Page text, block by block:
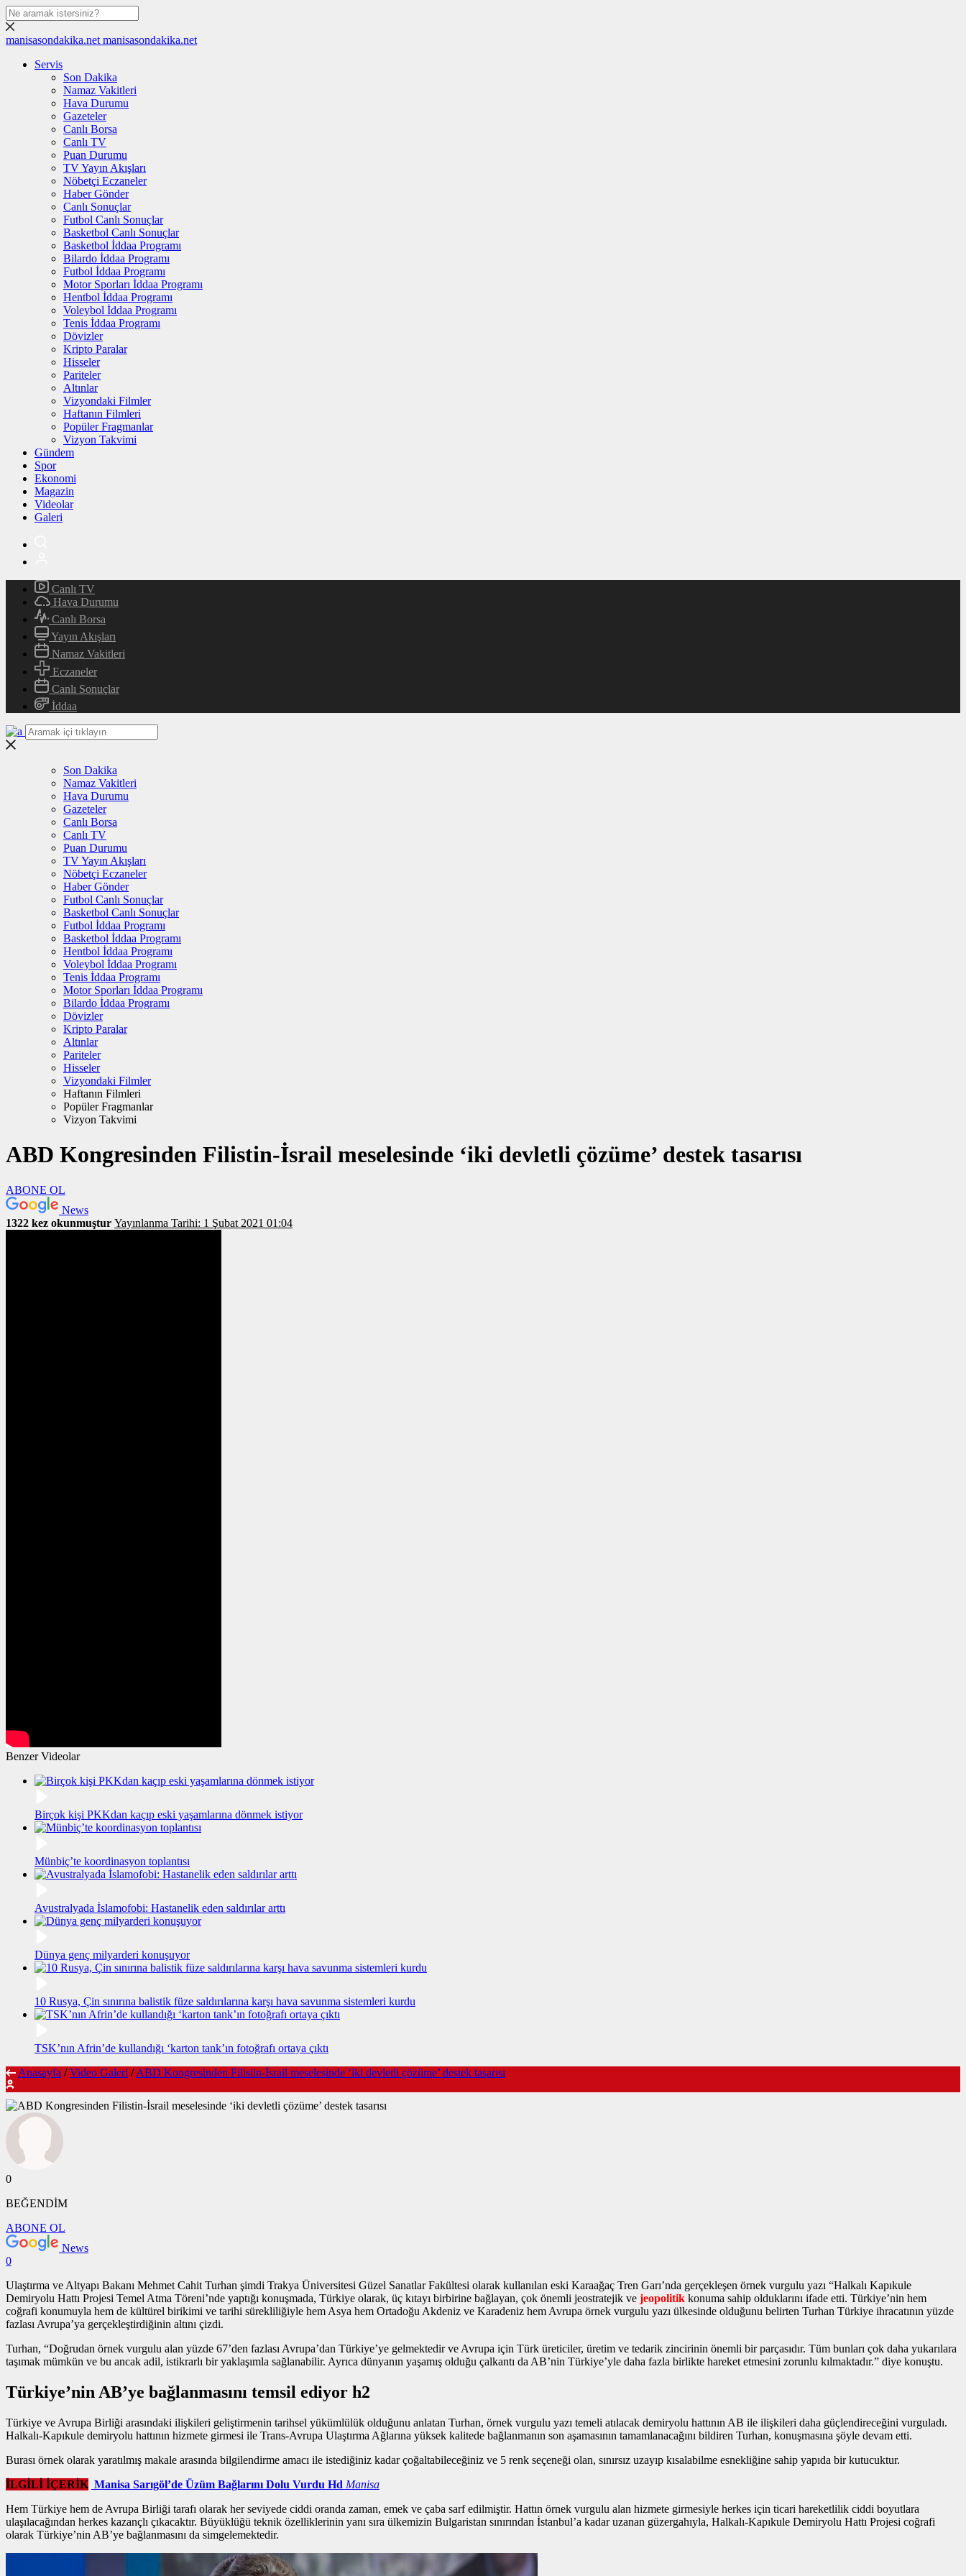
manisasondakika.net manisasondakika.net
Servis
Son Dakika
Namaz Vakitleri
Hava Durumu
Gazeteler
Canlı Borsa
Canlı TV
Puan Durumu
TV Yayın Akışları
Nöbetçi Eczaneler
Haber Gönder
Canlı Sonuçlar
Futbol Canlı Sonuçlar
Basketbol Canlı Sonuçlar
Basketbol İddaa Programı
Bilardo İddaa Programı
Futbol İddaa Programı
Motor Sporları İddaa Programı
Hentbol İddaa Programı
Voleybol İddaa Programı
Tenis İddaa Programı
Dövizler
Kripto Paralar
Hisseler
Pariteler
Altınlar
Vizyondaki Filmler
Haftanın Filmleri
Popüler Fragmanlar
Vizyon Takvimi
Gündem
Spor
Ekonomi
Magazin
Videolar
Galeri
Canlı TV
Hava Durumu
Canlı Borsa
Yayın Akışları
Namaz Vakitleri
Eczaneler
Canlı Sonuçlar
İddaa
Son Dakika
Namaz Vakitleri
Hava Durumu
Gazeteler
Canlı Borsa
Canlı TV
Puan Durumu
TV Yayın Akışları
Nöbetçi Eczaneler
Haber Gönder
Futbol Canlı Sonuçlar
Basketbol Canlı Sonuçlar
Futbol İddaa Programı
Basketbol İddaa Programı
Hentbol İddaa Programı
Voleybol İddaa Programı
Tenis İddaa Programı
Motor Sporları İddaa Programı
Bilardo İddaa Programı
Dövizler
Kripto Paralar
Altınlar
Pariteler
Hisseler
Vizyondaki Filmler
Haftanın Filmleri
Popüler Fragmanlar
Vizyon Takvimi
ABD Kongresinden Filistin-İsrail meselesinde ‘iki devletli çözüme’ destek tasarısı
ABONE OL
News
1322 kez okunmuştur Yayınlanma Tarihi: 1 Şubat 2021 01:04
Benzer Videolar
Birçok kişi PKKdan kaçıp eski yaşamlarına dönmek istiyor
Münbiç’te koordinasyon toplantısı
Avustralyada İslamofobi: Hastanelik eden saldırılar arttı
Dünya genç milyarderi konuşuyor
10 Rusya, Çin sınırına balistik füze saldırılarına karşı hava savunma sistemleri kurdu
TSK’nın Afrin’de kullandığı ‘karton tank’ın fotoğrafı ortaya çıktı
Anasayfa / Video Galeri / ABD Kongresinden Filistin-İsrail meselesinde ‘iki devletli çözüme’ destek tasarısı
0
BEĞENDİM
ABONE OL
News
0
Ulaştırma ve Altyapı Bakanı Mehmet Cahit Turhan şimdi Trakya Üniversitesi Güzel Sanatlar Fakültesi olarak kullanılan eski Karaağaç Tren Garı’nda gerçekleşen örnek vurgulu yazı “Halkalı Kapıkule
Demiryolu Hattı Projesi Temel Atma Töreni’nde yaptığı konuşmada, Türkiye olarak, üç kıtayı birbirine bağlayan, çok önemli jeostratejik ve jeopolitik konuma sahip olduklarını ifade etti. Türkiye’nin hem
coğrafi konumuyla hem de kültürel birikimi ve tarihi sürekliliğiyle hem Asya hem Ortadoğu Akdeniz ve Karadeniz hem Avrupa örnek vurgulu yazı ülkesinde olduğunu belirten Turhan Türkiye ihracatının yüzde
fazlası Avrupa’ya gerçekleştirdiğinin altını çizdi.
Turhan, “Doğrudan örnek vurgulu alan yüzde 67’den fazlası Avrupa’dan Türkiye’ye gelmektedir ve Avrupa için Türk üreticiler, üretim ve tedarik zincirinin önemli bir parçasıdır. Tüm bunları çok daha yukarılara
taşımak mümkün ve bu ancak adil, istikrarlı bir yaklaşımla sağlanabilir. Ayrıca dünyanın yaşamış olduğu çalkantı da AB’nin Türkiye’yle daha fazla birlikte hareket etmesini zorunlu kılmaktadır.” diye konuştu.
Türkiye’nin AB’ye bağlanmasını temsil ediyor h2
Türkiye ve Avrupa Birliği arasındaki ilişkileri geliştirmenin tarihsel yükümlülük olduğunu anlatan Turhan, örnek vurgulu yazı temeli atılacak demiryolu hattının AB ile ilişkileri daha güçlendireceğini vurguladı.
Halkalı-Kapıkule demiryolu hattının hizmete girmesi ile Trans-Avrupa Ulaştırma Ağlarına yüksek kalitede bağlanmanın son aşamasının tamamlanacağını bildiren Turhan, konuşmasına şöyle devam etti.
Burası örnek olarak yaratılmış makale arasında bilgilendirme amacı ile istediğiniz kadar çoğaltabileceğiniz ve 5 renk seçeneği olan, sınırsız uzayıp kısalabilme esnekliğine sahip yapıda bir kutucuktur.
İLGİLİ İÇERİK Manisa Sarıgöl’de Üzüm Bağlarını Dolu Vurdu Hd Manisa
Hem Türkiye hem de Avrupa Birliği tarafı olarak her seviyede ciddi oranda zaman, emek ve çaba sarf edilmiştir. Hattın örnek vurgulu alan hizmete girmesiyle herkes için ticari hareketlilik ciddi boyutlara
ulaşılacağından herkes kazançlı çıkacaktır. Büyüklüğü teknik özelliklerinin yanı sıra ülkemizin Bulgaristan sınırından İstanbul’a kadar uzanan güzergahıyla, Halkalı-Kapıkule Demiryolu Hattı Projesi coğrafi
olarak Türkiye’nin AB’ye bağlanmasını da simgelemektedir.